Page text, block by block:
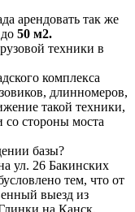
арендовать так же
до 50 м2.
техники в
комплекса
длинномеров,
такой техники,
со стороны моста
базы?
ул. 26 Бакинских
тем, что от
выезд из
на Канск,